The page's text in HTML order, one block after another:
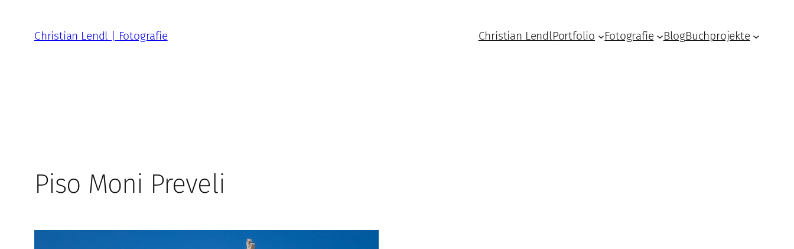
springen
Christian Lendl | Fotografie Christian LendlPortfolio Fotografie BlogBuchprojekte
Piso Moni Preveli